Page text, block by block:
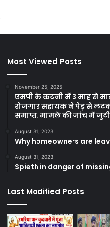
Most Viewed Posts
November 25, 2025
एमपी के कटनी में 3 माह से
रोजगार सहायक ने पेड़ से
समाप्त, मामले की जांच में
August 31, 2023
Why homeowners are
August 31, 2023
Spieth in danger of
Last Modified Posts